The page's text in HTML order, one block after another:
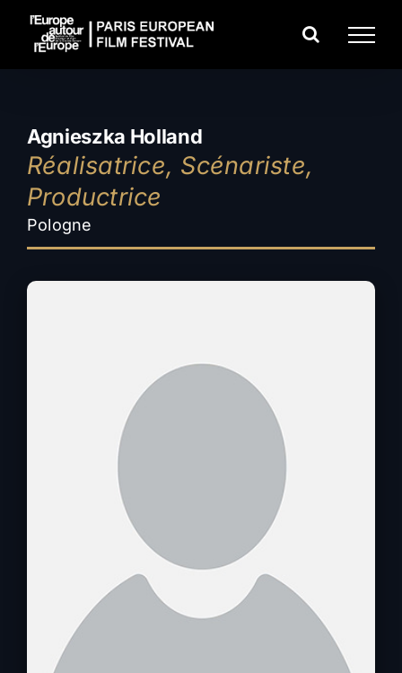
Passer
Agnieszka Holland
Réalisatrice, Scénariste,
Productrice
Pologne